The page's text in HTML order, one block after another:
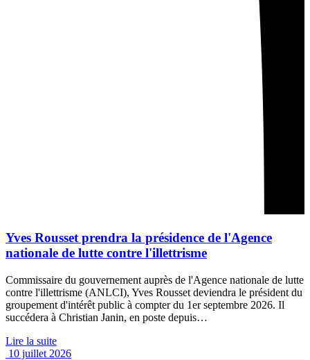
Yves Rousset prendra la présidence de l'Agence
nationale de lutte contre l'illettrisme
Commissaire du gouvernement auprès de l'Agence nationale de lutte
contre l'illettrisme (ANLCI), Yves Rousset deviendra le président du
groupement d'intérêt public à compter du 1er septembre 2026. Il
succédera à Christian Janin, en poste depuis…
Lire la suite
10 juillet 2026